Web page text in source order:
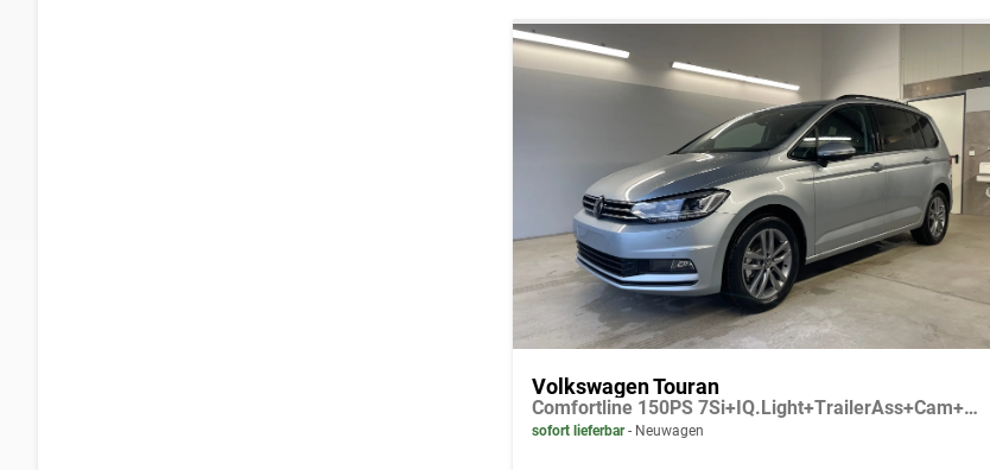
Volkswagen Touran
Comfortline 150PS 7Si+IQ.Light+TrailerAss+Cam+Navi+Kamera+Alarm+Kessy+App-Connect
sofort lieferbar Neuwagen